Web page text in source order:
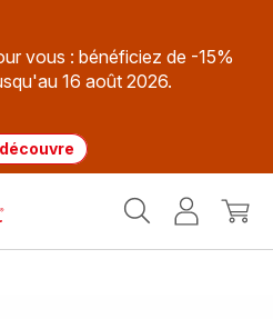
vous : bénéficiez de -15%
16 août 2026.
MonMon